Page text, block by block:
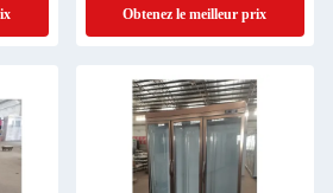
Obtenez le meilleur prix